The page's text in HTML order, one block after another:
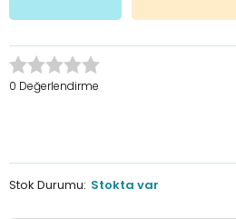
0 Değerlendirme
Stok Durumu: Stokta var